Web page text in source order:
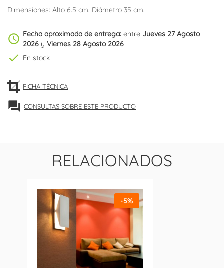
Dimensiones: Alto 6.5 cm. Diámetro 35 cm.
schedule Fecha aproximada de entrega: entre Jueves 27 Agosto
2026 y Viernes 28 Agosto 2026
check En stock
FICHA TÉCNICA
forum CONSULTAS SOBRE ESTE PRODUCTO
RELACIONADOS
-5%